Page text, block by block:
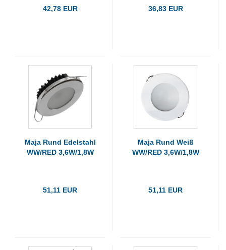
42,78 EUR 36,83 EUR
Maja Rund Edelstahl
WW/RED 3,6W/1,8W
51,11 EUR
Maja Rund Weiß
WW/RED 3,6W/1,8W
51,11 EUR